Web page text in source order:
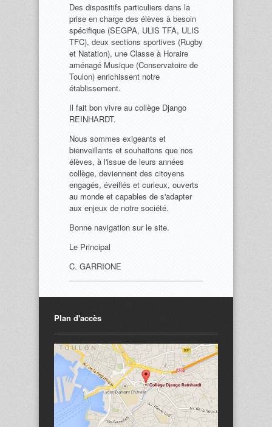
Des dispositifs particuliers dans la
prise en charge des élèves à besoin
spécifique (SEGPA, ULIS TFA, ULIS
TFC), deux sections sportives (Rugby
et Natation), une Classe à Horaire
aménagé Musique (Conservatoire de
Toulon) enrichissent notre
établissement.
Il fait bon vivre au collège Django
REINHARDT.
Nous sommes exigeants et
bienveillants et souhaitons que nos
élèves, à l'issue de leurs années
collège, deviennent des citoyens
engagés, éveillés et curieux, ouverts
au monde et capables de s'adapter
aux enjeux de notre société.
Bonne navigation sur le site.
Le Principal
C. GARRIONE
Plan d'accès